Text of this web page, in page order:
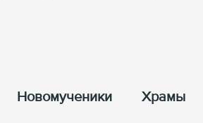
Новомученики Храмы